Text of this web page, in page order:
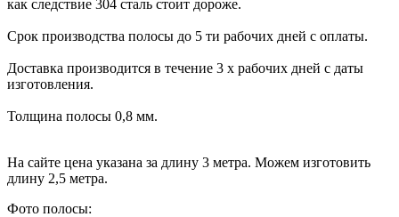
как следствие 304 сталь стоит дороже.
Срок производства полосы до 5 ти рабочих дней с оплаты.
Доставка производится в течение 3 х рабочих дней с даты
изготовления.
Толщина полосы 0,8 мм.
На сайте цена указана за длину 3 метра. Можем изготовить
длину 2,5 метра.
Фото полосы: